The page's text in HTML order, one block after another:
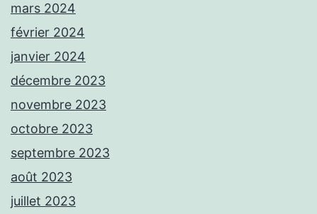
mars 2024
février 2024
janvier 2024
décembre 2023
novembre 2023
octobre 2023
septembre 2023
août 2023
juillet 2023